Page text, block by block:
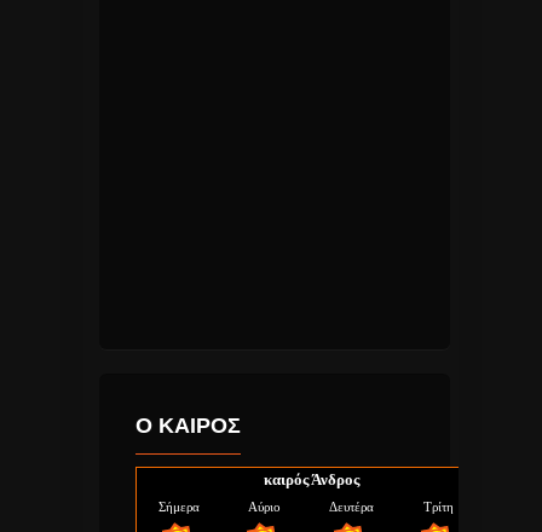
Ο ΚΑΙΡΟΣ
καιρός Άνδρος